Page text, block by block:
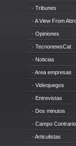
· Tribunes
· A View From
· Opiniones
· TecnonewsCat
· Noticias
· Area empresas
· Videojuegos
· Entrevistas
· Dos minutos
· Campo Contrario
· Articulistas